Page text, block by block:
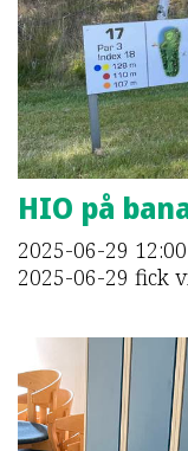
HIO på
2025-06-29 12:00
2025-06-29 fick